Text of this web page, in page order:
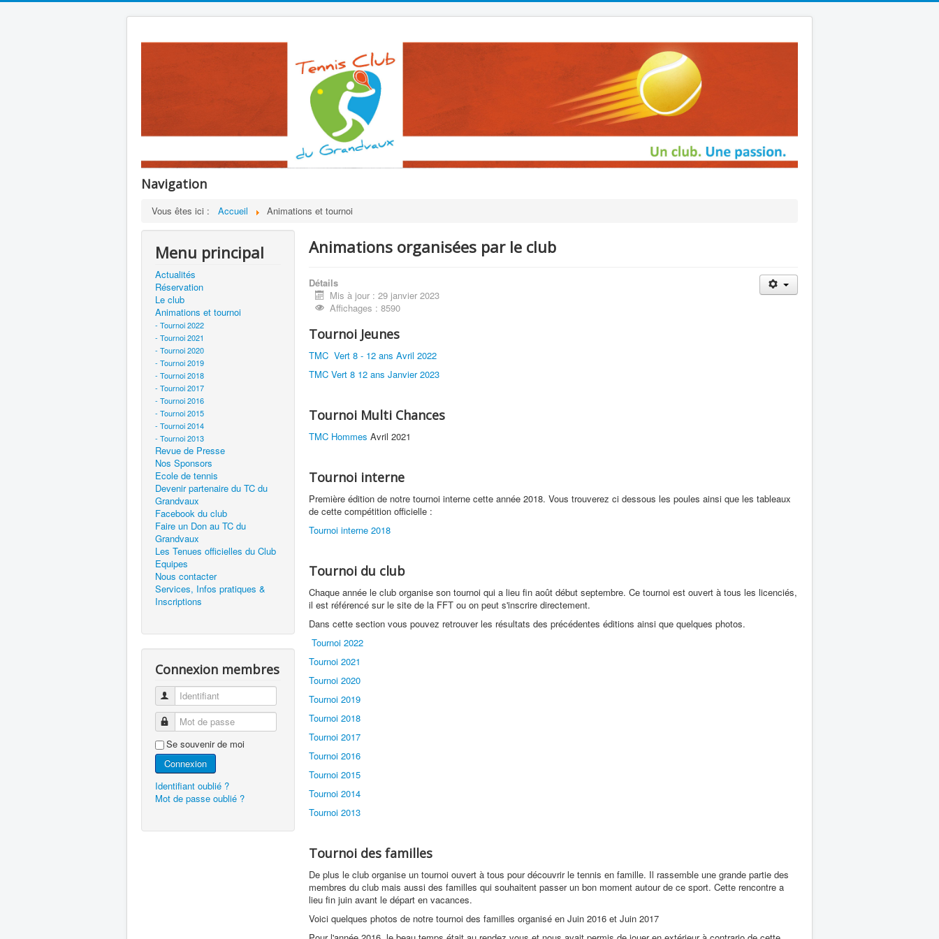
Navigation
Vous êtes ici : Accueil Animations et tournoi
Menu principal
Actualités
Réservation
Le club
Animations et tournoi
- Tournoi 2022
- Tournoi 2021
- Tournoi 2020
- Tournoi 2019
- Tournoi 2018
- Tournoi 2017
- Tournoi 2016
- Tournoi 2015
- Tournoi 2014
- Tournoi 2013
Revue de Presse
Nos Sponsors
Ecole de tennis
Devenir partenaire du TC du
Grandvaux
Facebook du club
Faire un Don au TC du
Grandvaux
Les Tenues officielles du Club
Equipes
Nous contacter
Services, Infos pratiques &
Inscriptions
Connexion membres
Identifiant
Mot de passe
Se souvenir de moi
Connexion
Identifiant oublié ?
Mot de passe oublié ?
Animations organisées par le club
Détails
Mis à jour : 29 janvier 2023
Affichages : 8590
Tournoi Jeunes
TMC Vert 8 - 12 ans Avril 2022
TMC Vert 8 12 ans Janvier 2023
Tournoi Multi Chances
TMC Hommes Avril 2021
Tournoi interne
Première édition de notre tournoi interne cette année 2018. Vous trouverez ci dessous les poules ainsi que les tableaux
de cette compétition officielle :
Tournoi interne 2018
Tournoi du club
Chaque année le club organise son tournoi qui a lieu fin août début septembre. Ce tournoi est ouvert à tous les licenciés,
il est référencé sur le site de la FFT ou on peut s'inscrire directement.
Dans cette section vous pouvez retrouver les résultats des précédentes éditions ainsi que quelques photos.
Tournoi 2022
Tournoi 2021
Tournoi 2020
Tournoi 2019
Tournoi 2018
Tournoi 2017
Tournoi 2016
Tournoi 2015
Tournoi 2014
Tournoi 2013
Tournoi des familles
De plus le club organise un tournoi ouvert à tous pour découvrir le tennis en famille. Il rassemble une grande partie des
membres du club mais aussi des familles qui souhaitent passer un bon moment autour de ce sport. Cette rencontre a
lieu fin juin avant le départ en vacances.
Voici quelques photos de notre tournoi des familles organisé en Juin 2016 et Juin 2017